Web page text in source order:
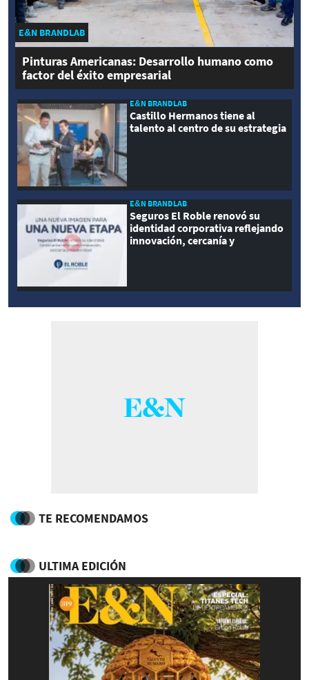
E&N BRANDLAB
Pinturas Americanas: Desarrollo humano como
factor del éxito empresarial
E&N BRANDLAB
Castillo Hermanos tiene al
talento al centro de su estrategia
E&N BRANDLAB
Seguros El Roble renovó su
identidad corporativa reflejando
innovación, cercanía y
TE RECOMENDAMOS
ULTIMA EDICIÓN